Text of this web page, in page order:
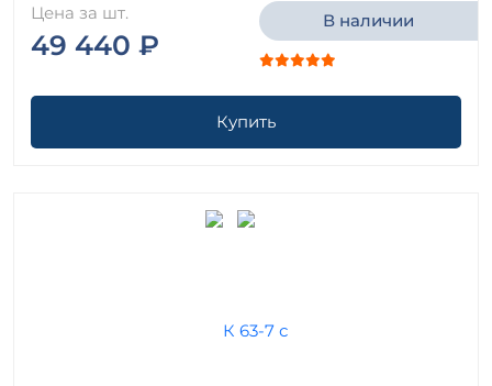
Цена за шт.
49 440 ₽
В наличии
Купить